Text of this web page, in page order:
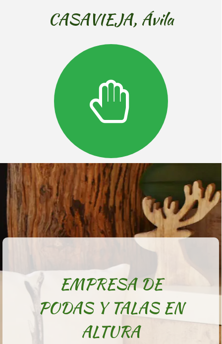
CASAVIEJA, Ávila
EMPRESA DE
PODAS Y TALAS EN
ALTURA